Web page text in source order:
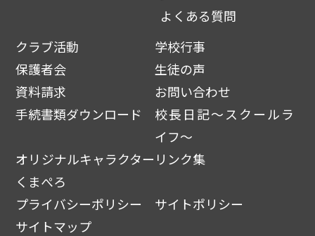
よくある質問
クラブ活動
学校行事
保護者会
生徒の声
資料請求
お問い合わせ
手続書類ダウンロード
校長日記～スクールラ
イフ～
オリジナルキャラクター
くまぺろ
リンク集
プライバシーポリシー
サイトポリシー
サイトマップ